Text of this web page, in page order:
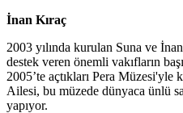
İnan Kıraç
2003 yılında kurulan Suna ve
destek veren önemli vakıfların
2005’te açtıkları Pera Müzesi'yle
Ailesi, bu müzede dünyaca ünlü
yapıyor.